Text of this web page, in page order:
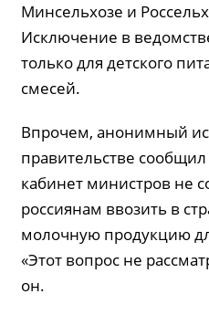
Минсельхозе и
Исключение в
только для детского
смесей.
Впрочем, анонимный
правительстве сообщил
кабинет министров не
россиянам ввозить в
молочную продукцию
«Этот вопрос не
он.